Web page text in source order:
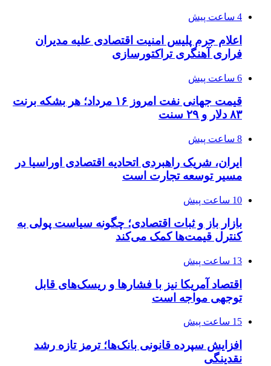
4 ساعت پیش
اعلام جرم پلیس امنیت اقتصادی علیه مدیران
فراری آهنگری تراکتورسازی
6 ساعت پیش
قیمت جهانی نفت امروز ۱۶ مرداد؛ هر بشکه برنت
۸۳ دلار و ۲۹ سنت
8 ساعت پیش
ایران، شریک راهبردی اتحادیه اقتصادی اوراسیا در
مسیر توسعه تجارت است
10 ساعت پیش
بازار باز و ثبات اقتصادی؛ چگونه سیاست پولی به
کنترل قیمت‌ها کمک می‌کند
13 ساعت پیش
اقتصاد آمریکا نیز با فشارها و ریسک‌های قابل
توجهی مواجه است
15 ساعت پیش
افزایش سپرده قانونی بانک‌ها؛ ترمز تازه رشد
نقدینگی